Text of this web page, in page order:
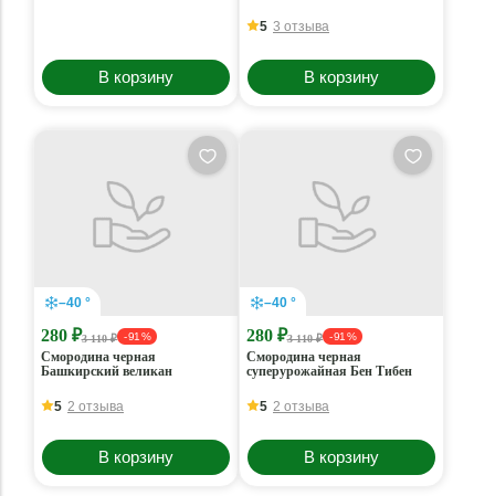
В корзину
5 3 отзыва
В корзину
–40 °
280 ₽3 110 ₽ - 91 %
Смородина черная
Башкирский великан
5 2 отзыва
В корзину
–40 °
280 ₽3 110 ₽ - 91 %
Смородина черная
суперурожайная Бен Тибен
5 2 отзыва
В корзину